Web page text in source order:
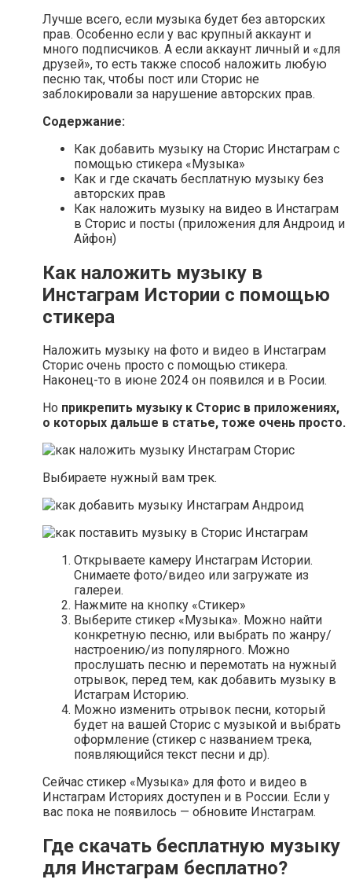
Лучше всего, если музыка будет без авторских
прав. Особенно если у вас крупный аккаунт и
много подписчиков. А если аккаунт личный и «для
друзей», то есть также способ наложить любую
песню так, чтобы пост или Сторис не
заблокировали за нарушение авторских прав.
Содержание:
Как добавить музыку на Сторис Инстаграм с
помощью стикера «Музыка»
Как и где скачать бесплатную музыку без
авторских прав
Как наложить музыку на видео в Инстаграм
в Сторис и посты (приложения для Андроид и
Айфон)
Как наложить музыку в
Инстаграм Истории с помощью
стикера
Наложить музыку на фото и видео в Инстаграм
Сторис очень просто с помощью стикера.
Наконец-то в июне 2024 он появился и в Росии.
Но прикрепить музыку к Сторис в приложениях,
о которых дальше в статье, тоже очень просто.
Выбираете нужный вам трек.
Открываете камеру Инстаграм Истории.
Снимаете фото/видео или загружате из
галереи.
Нажмите на кнопку «Стикер»
Выберите стикер «Музыка». Можно найти
конкретную песню, или выбрать по жанру/
настроению/из популярного. Можно
прослушать песню и перемотать на нужный
отрывок, перед тем, как добавить музыку в
Истаграм Историю.
Можно изменить отрывок песни, который
будет на вашей Сторис с музыкой и выбрать
оформление (стикер с названием трека,
появляющийся текст песни и др).
Сейчас стикер «Музыка» для фото и видео в
Инстаграм Историях доступен и в России. Если у
вас пока не появилось — обновите Инстаграм.
Где скачать бесплатную музыку
для Инстаграм бесплатно?